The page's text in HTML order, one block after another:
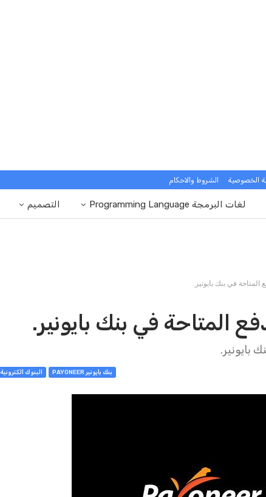
الخصوصية الشروط والاحكام
لغات البرمجة Programming Language التصميم
المتاحة في بنك بايونير.
المتاحة في بنك بايونير.
بايونير.
بنك بايونير PAYONEER البنوك الكترونية BANKS